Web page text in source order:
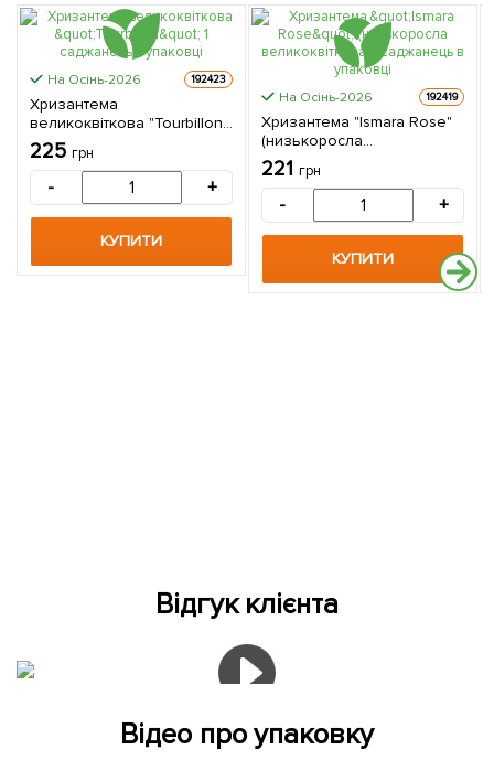
На Осінь-2026 192423
Хризантема
великоквіткова "Tourbillon"
1 саджанець в упаковці
225 грн
- +
КУПИТИ
На Осінь-2026 192419
Хризантема "Ismara Rose"
(низькоросла
великоквіткова) 1
саджанець в упаковці
221 грн
- +
КУПИТИ
Відгук клієнта
Відео про упаковку